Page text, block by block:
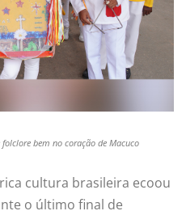
bem no coração de Macuco
cultura brasileira ecoou
o último final de